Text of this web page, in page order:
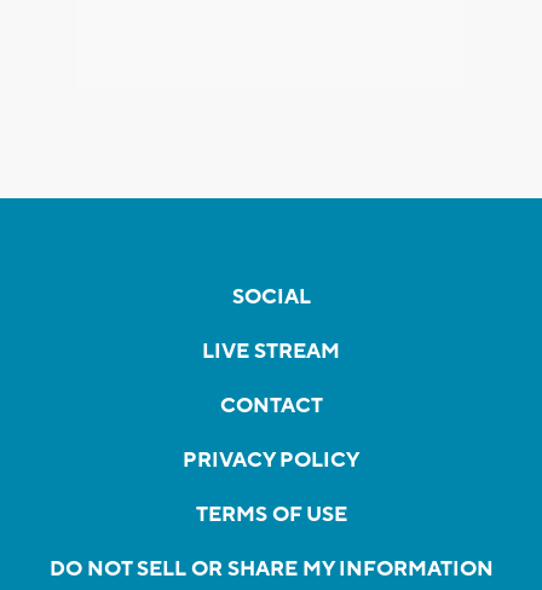
SOCIAL
LIVE STREAM
CONTACT
PRIVACY POLICY
TERMS OF USE
DO NOT SELL OR SHARE MY INFORMATION